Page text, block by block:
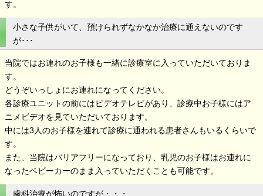
す。
小さな子供がいて、預けられずなかなか治療に通えないのです
が･･･
当院ではお連れのお子様も一緒に診療室に入っていただいておりま
す。
どうぞいっしょにお連れになってください。
各診療ユニットの前にはビデオテレビがあり、診療中お子様にはア
ニメビデオを見ていただいております。
中には3人のお子様を連れて診療に通われる患者さんもいるくらいで
す。
また、当院はバリアフリーになっており、乳児のお子様はお連れに
なったベビーカーのまま入っていただくことも可能です。
歯科治療が怖いのですが・・・